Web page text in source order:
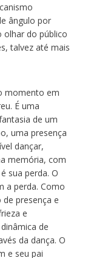
ângulo por
olhar do público
talvez até mais
momento em
É uma
de um
uma presença
dançar,
memória, com
sua perda. O
a perda. Como
presença e
e
de
da dança. O
e seu pai